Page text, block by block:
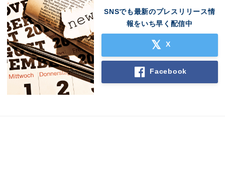
SNSでも最新のプレスリリース情
報をいち早く配信中
X
Facebook